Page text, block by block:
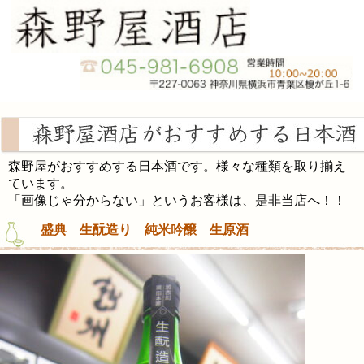
森野屋がおすすめする日本酒です。様々な種類を取り揃え
ています。
「画像じゃ分からない」というお客様は、是非当店へ！！
盛典 生酛造り 純米吟醸 生原酒